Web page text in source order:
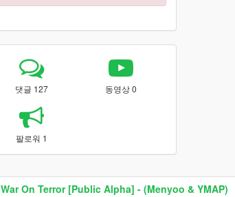
댓글 127 동영상 0
팔로워 1
War On Terror [Public Alpha] - (Menyoo & YMAP)